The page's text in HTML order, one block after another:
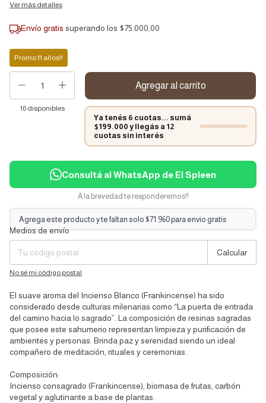
Ver más detalles
Envío gratis superando los $75.000,00
Promo 11 años!!
10 disponibles
Ya tenés 6 cuotas... sumá
$199.000 y llegás a 12
cuotas sin interés
Consultá al WhatsApp de El Spleen
A la brevedad te responderemos!!
Agrega este producto y te faltan solo $71.960 para envio gratis
Entregas para el CP: Cambiar CP
Medios de envío
Calcular
No sé mi código postal
El suave aroma del Incienso Blanco (Frankincense) ha sido
considerado desde culturas milenarias como “La puerta de entrada
del camino hacia lo sagrado”. La composición de resinas sagradas
que posee este sahumerio representan limpieza y purificación de
ambientes y personas. Brinda paz y serenidad siendo un ideal
compañero de meditación, rituales y ceremonias.
Composición:
Incienso consagrado (Frankincense), biomasa de frutas, carbón
vegetal y aglutinante a base de plantas.